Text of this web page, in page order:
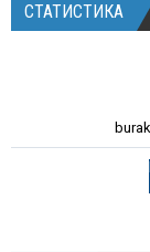
СТАТИСТИКА